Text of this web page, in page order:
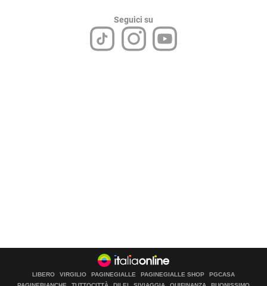
Seguici su
LIBERO VIRGILIO PAGINEGIALLE PAGINEGIALLE SHOP
PGCASA